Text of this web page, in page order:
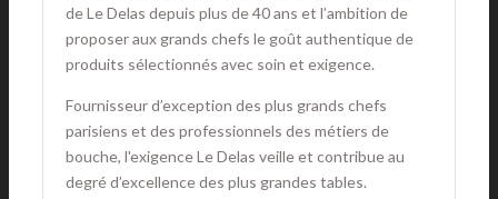
de Le Delas depuis plus de 40 ans et l’ambition de
proposer aux grands chefs le goût authentique de
produits sélectionnés avec soin et exigence.
Fournisseur d’exception des plus grands chefs
parisiens et des professionnels des métiers de
bouche, l'exigence Le Delas veille et contribue au
degré d’excellence des plus grandes tables.